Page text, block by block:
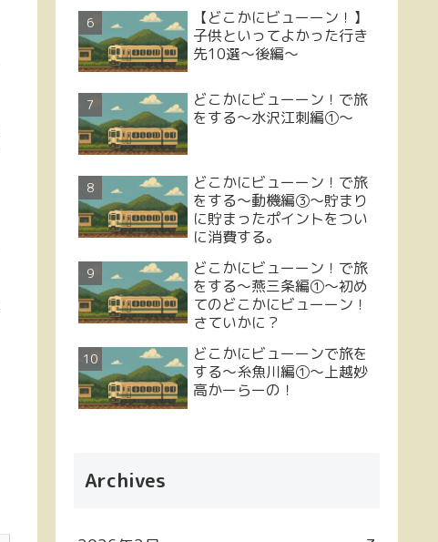
【どこかにビューーン！】
子供といってよかった行き
先10選～後編～
どこかにビューーン！で旅
をする～水沢江刺編①～
どこかにビューーン！で旅
をする～動機編③～貯まり
に貯まったポイントをつい
に消費する。
どこかにビューーン！で旅
をする～燕三条編①～初め
てのどこかにビューーン！
さていかに？
どこかにビューーンで旅を
する～糸魚川編①～上越妙
高かーらーの！
Archives